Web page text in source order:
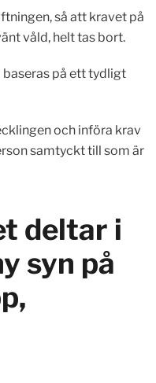
så att kravet på
våld, helt tas bort.
på ett tydligt
och införa krav
samtyckt till som är
deltar i
syn på